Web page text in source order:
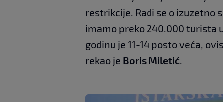
restrikcije. Radi se o izuzetno
imamo preko 240.000 turista
godinu je 11-14 posto veća,
rekao je Boris Miletić.